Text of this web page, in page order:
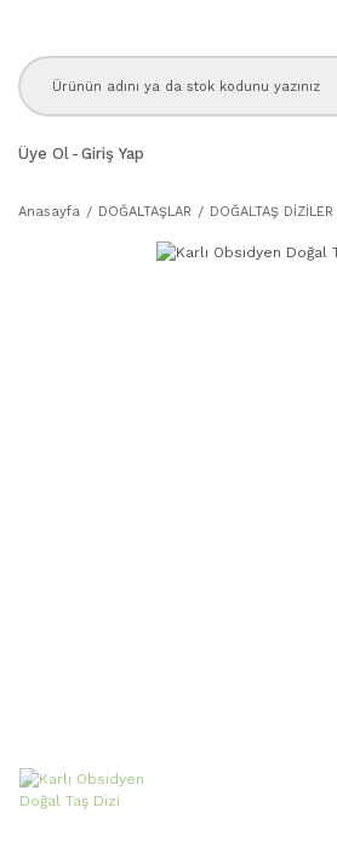
Üye Ol - Giriş Yap
Anasayfa DOĞALTAŞLAR DOĞALTAŞ DİZİLER